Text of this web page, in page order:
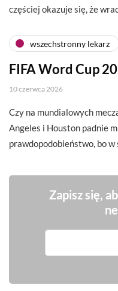
częściej okazuje się, że
wszechstronny lekarz
FIFA Word Cup
10 czerwca 2026
Czy na mundialowych
Angeles i Houston padnie
prawdopodobieństwo, bo
Zapisz się,